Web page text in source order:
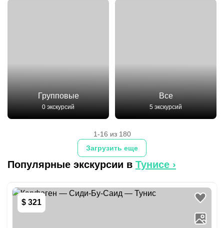
Групповые
0 экскурсий
Все
5 экскурсий
Загрузить еще
1-16 из 180
Популярные экскурсии в Тунисе ›
$ 321